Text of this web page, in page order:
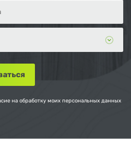
на обработку моих персональных данных